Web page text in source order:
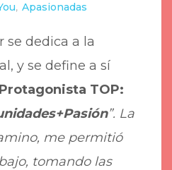
, Apasionadas
se dedica a la
y se define a sí
TOP:
”. La
me permitió
tomando las